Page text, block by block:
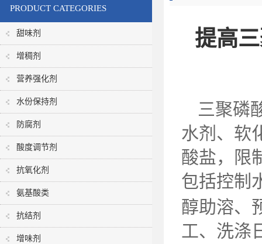
PRODUCT CATEGORIES
甜味剂
增稠剂
营养强化剂
水份保持剂
防腐剂
酸度调节剂
抗氧化剂
氨基酸类
抗结剂
增味剂
提高
三聚磷
水剂、软
酸盐，限
包括控制
醇助溶、
工、洗涤